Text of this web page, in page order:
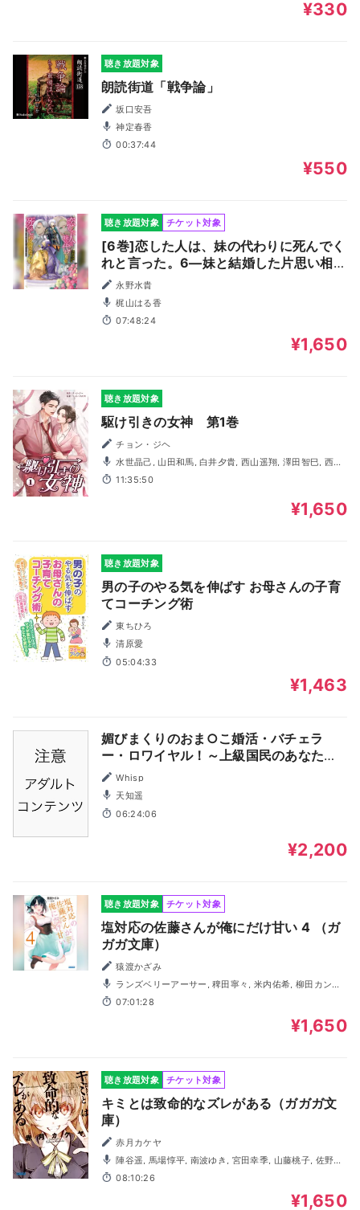
¥330
聴き放題対象
朗読街道「戦争論」
坂口安吾
神定春香
00:37:44
¥550
聴き放題対象 チケット対象
[6巻]恋した人は、妹の代わりに死んでく
れと言った。6―妹と結婚した片思い相手
がなぜ今さら私のもとに？と思ったら―
永野水貴
梶山はる香
07:48:24
¥1,650
聴き放題対象
駆け引きの女神 第1巻
チョン・ジヘ
水世晶己, 山田和馬, 白井夕貴, 西山遥翔, 澤田智巳, 西条
拓也
11:35:50
¥1,650
聴き放題対象
男の子のやる気を伸ばす お母さんの子育
てコーチング術
東ちひろ
清原愛
05:04:33
¥1,463
媚びまくりのおま○こ婚活・バチェラ
ー・ロワイヤル！～上級国民のあなた
は、嫁もおま○こも選び放題♪～
Whisp
天知遥
06:24:06
¥2,200
聴き放題対象 チケット対象
塩対応の佐藤さんが俺にだけ甘い 4 （ガ
ガガ文庫）
猿渡かざみ
小田切優衣, 藤井隼, 小田柿悠太, 山本真綺, 池田百々香, 三波
春香07:01:28
¥1,650
聴き放題対象 チケット対象
キミとは致命的なズレがある（ガガガ文
庫）
赤月カケヤ
陣谷遥, 馬場惇平, 南波ゆき, 宮田幸季, 山藤桃子, 佐野愛,
伏見はる香, 岡本幸輔
08:10:26
¥1,650